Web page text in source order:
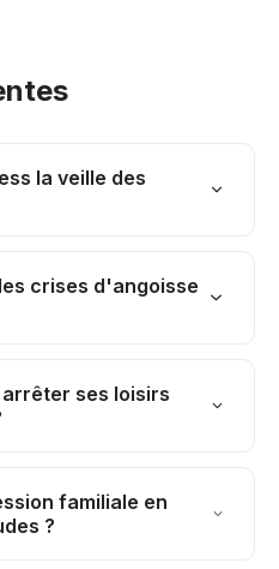
la veille des
fiches, une activité
vous à horaire
crises d'angoisse
Si elles se
les réduire.
ses loisirs
Réduisez mais ne
2-3h par semaine
familiale en
?